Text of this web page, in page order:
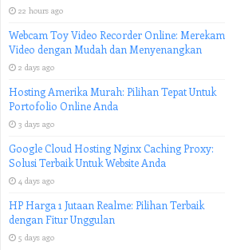
22 hours ago
Webcam Toy Video Recorder Online: Merekam
Video dengan Mudah dan Menyenangkan
2 days ago
Hosting Amerika Murah: Pilihan Tepat Untuk
Portofolio Online Anda
3 days ago
Google Cloud Hosting Nginx Caching Proxy:
Solusi Terbaik Untuk Website Anda
4 days ago
HP Harga 1 Jutaan Realme: Pilihan Terbaik
dengan Fitur Unggulan
5 days ago